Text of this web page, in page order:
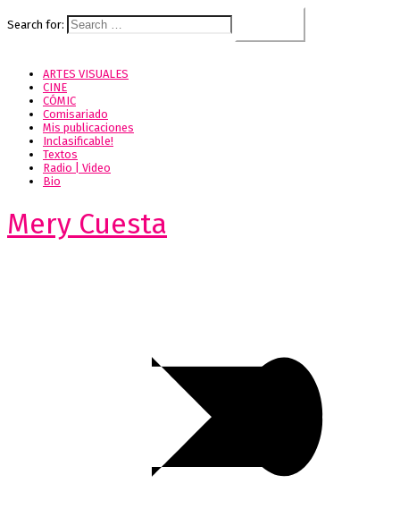
Search for:
ARTES VISUALES
CINE
CÓMIC
Comisariado
Mis publicaciones
Inclasificable!
Textos
Radio | Video
Bio
Mery Cuesta